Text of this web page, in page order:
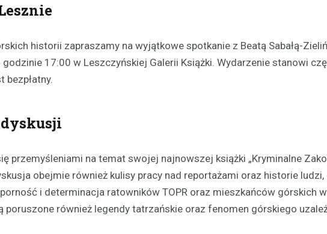
historii zapraszamy na wyjątkowe spotkanie z Beatą Sabałą-
17:00 w Leszczyńskiej Galerii Książki. Wydarzenie stanowi
bezpłatny.
przemyśleniami na temat swojej najnowszej książki „Kryminalne
obejmie również kulisy pracy nad reportażami oraz historie
i determinacja ratowników TOPR oraz mieszkańców górskich
również legendy tatrzańskie oraz fenomen górskiego
Kultura Sport Wydarzenia
Dzień Deskorolki w